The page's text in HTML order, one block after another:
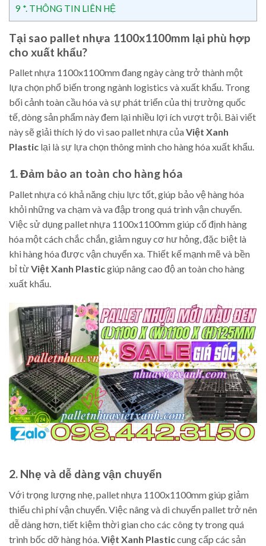
9 *. THÔNG TIN LIÊN HỆ
Tại sao pallet nhựa 1100x1100mm lại phù hợp
cho xuất khẩu?
Pallet nhựa 1100x1100mm đang ngày càng trở thành một
lựa chọn phổ biến trong ngành logistics và xuất khẩu. Trong
bối cảnh toàn cầu hóa và sự phát triển của thị trường quốc
tế, dòng sản phẩm này đem lại nhiều lợi ích vượt trội. Bài viết
này sẽ giải thích lý do vì sao pallet nhựa củaViệt Xanh
Plastic lại là sự lựa chọn thông minh cho hàng hóa xuất khẩu.
1. Đảm bảo an toàn cho hàng hóa
Pallet nhựa có khả năng chịu lực tốt, giúp bảo vệ hàng hóa
khỏi những va chạm và va đập trong quá trình vận chuyển.
Việc sử dụng pallet nhựa 1100x1100mm giúp cố định hàng
hóa một cách chắc chắn, giảm nguy cơ hư hỏng, đặc biệt là
khi hàng hóa được vận chuyển xa. Thiết kế mạnh mẽ và bền
bỉ từViệt Xanh Plasticgiúp nâng cao độ an toàn cho hàng
xuất khẩu.
2. Nhẹ và dễ dàng vận chuyển
Với trọng lượng nhẹ, pallet nhựa 1100x1100mm giúp giảm
thiểu chi phí vận chuyển. Việc nâng và di chuyển pallet trở nên
dễ dàng hơn, tiết kiệm thời gian cho các công ty trong quá
trình bốc dỡ hàng hóa.Việt Xanh Plasticcung cấp các sản